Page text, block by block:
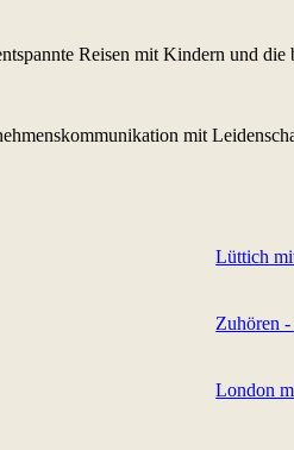
Reisen mit Kindern und die
mit
Lüttich
Zuhören -
London